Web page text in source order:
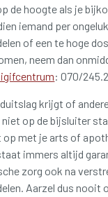
de hoogte als je
iemand per
of een te hoge
neem dan
: 070/
krijgt of
op de bijsluiter
op met je arts of
immers altijd
zorg ook na
Aarzel dus nooit